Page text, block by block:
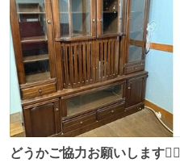
どうかご協力お願いします🙇‍♂️ 今は亡き祖父母の家の取り壊